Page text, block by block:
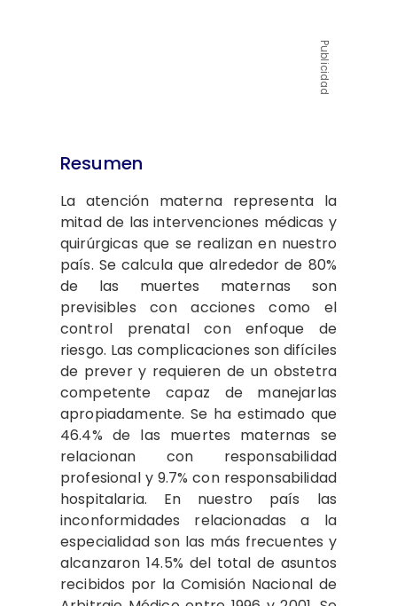
Publicidad
Resumen
La atención materna representa la
mitad de las intervenciones médicas y
quirúrgicas que se realizan en nuestro
país. Se calcula que alrededor de 80%
de las muertes maternas son
previsibles con acciones como el
control prenatal con enfoque de
riesgo. Las complicaciones son difíciles
de pre­ver y requieren de un obstetra
competente capaz de manejarlas
apropiadamente. Se ha estimado que
46.4% de las muertes maternas se
relacionan con responsabilidad
profesional y 9.7% con responsabilidad
hospitalaria. En nuestro país las
inconformidades relacionadas a la
especialidad son las más frecuentes y
alcanzaron 14.5% del total de asuntos
recibidos por la Comisión Nacional de